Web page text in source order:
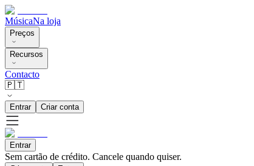
MúsicaNa loja
Preços
Recursos
Contacto
🇵🇹
Entrar Criar conta
Entrar
Sem cartão de crédito. Cancele quando quiser.